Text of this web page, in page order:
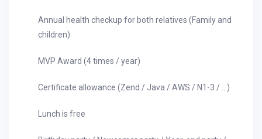
Annual health checkup for both relatives (Family and
children)
MVP Award (4 times / year)
Certificate allowance (Zend / Java / AWS / N1-3 / ...)
Lunch is free